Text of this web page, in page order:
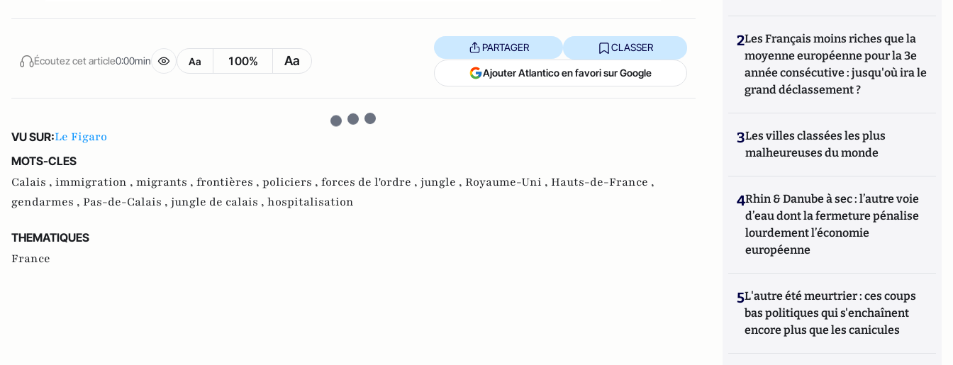
Écoutez cet article0:00min Aa 100% Aa
PARTAGER CLASSER
Ajouter Atlantico en favori sur Google
VU SUR:Le Figaro
MOTS-CLES
Calais , immigration , migrants , frontières , policiers , forces de l'ordre , jungle , Royaume-Uni , Hauts-de-France ,
gendarmes , Pas-de-Calais , jungle de calais , hospitalisation
THEMATIQUES
France
2Les Français moins riches que la
moyenne européenne pour la 3e
année consécutive : jusqu'où ira le
grand déclassement ?
3Les villes classées les plus
malheureuses du monde
4Rhin & Danube à sec : l’autre voie
d’eau dont la fermeture pénalise
lourdement l’économie
européenne
5L'autre été meurtrier : ces coups
bas politiques qui s'enchaînent
encore plus que les canicules